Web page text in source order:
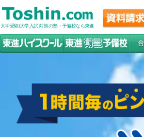
大学受験(大学入試)対策の塾・予備校なら東進